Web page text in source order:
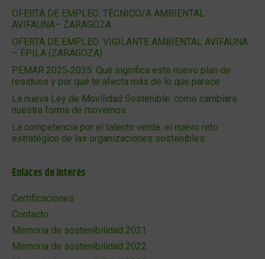
OFERTA DE EMPLEO: TÉCNICO/A AMBIENTAL
AVIFAUNA– ZARAGOZA
OFERTA DE EMPLEO: VIGILANTE AMBIENTAL AVIFAUNA
– ÉPILA (ZARAGOZA)
PEMAR 2025‑2035: Qué significa este nuevo plan de
residuos y por qué te afecta más de lo que parece
La nueva Ley de Movilidad Sostenible: cómo cambiará
nuestra forma de movernos
La competencia por el talento verde: el nuevo reto
estratégico de las organizaciones sostenibles
Enlaces de interés
Certificaciones
Contacto
Memoria de sostenibilidad 2021
Memoria de sostenibilidad 2022